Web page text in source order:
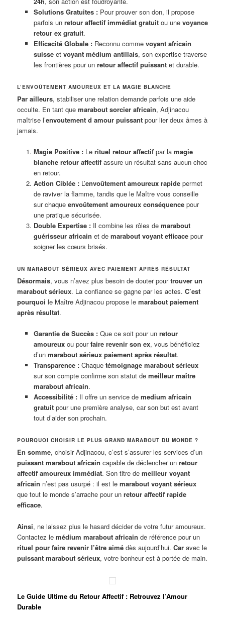
Solutions Gratuites :Pour prouver son don, il propose
parfois un retour affectif immédiat gratuitou une voyance
retour ex gratuit.
Efficacité Globale :Reconnu comme voyant africain
suisseet voyant médium antillais, son expertise traverse
les frontières pour un retour affectif puissantet durable.
L’ENVOÛTEMENT AMOUREUX ET LA MAGIE BLANCHE
Par ailleurs, stabiliser une relation demande parfois une aide
occulte. En tant quemarabout sorcier africain, Adjinacou
maîtrise l’envoutement d amour puissant pour lier deux âmes à
jamais.
Magie Positive :Le rituel retour affectifpar la magie
blanche retour affectifassure un résultat sans aucun choc
en retour.
Action Ciblée :L’envoûtement amoureux rapidepermet
de raviver la flamme, tandis que le Maître vous conseille
sur chaque envoûtement amoureux conséquencepour
une pratique sécurisée.
Double Expertise :Il combine les rôles de marabout
guérisseur africain et de marabout voyant efficacepour
soigner les cœurs brisés.
UN MARABOUT SÉRIEUX AVEC PAIEMENT APRÈS RÉSULTAT
Désormais, vous n’avez plus besoin de douter pourtrouver un
marabout sérieux. La confiance se gagne par les actes.C’est
pourquoi le Maître Adjinacou propose lemarabout paiement
après résultat.
Garantie de Succès :Que ce soit pour un retour
amoureuxou pourfaire revenir son ex, vous bénéficiez
d’un marabout sérieux paiement après résultat.
Transparence :Chaque témoignage marabout sérieux
sur son compte confirme son statut de meilleur maître
marabout africain.
Accessibilité :Il offre un service de medium africain
gratuitpour une première analyse, car son but est avant
tout d’aider son prochain.
POURQUOI CHOISIR LE PLUS GRAND MARABOUT DU MONDE ?
En somme, choisir Adjinacou, c’est s’assurer les services d’un
puissant marabout africain capable de déclencher unretour
affectif amoureux immédiat. Son titre demeilleur voyant
africain n’est pas usurpé : il est lemarabout voyant sérieux
que tout le monde s’arrache pour unretour affectif rapide
efficace.
Ainsi, ne laissez plus le hasard décider de votre futur amoureux.
Contactez lemédium marabout africain de référence pour un
rituel pour faire revenir l’être aimé dès aujourd’hui.Car avec le
puissant marabout sérieux, votre bonheur est à portée de main.
Le Guide Ultime du Retour Affectif : Retrouvez l’Amour
Durable